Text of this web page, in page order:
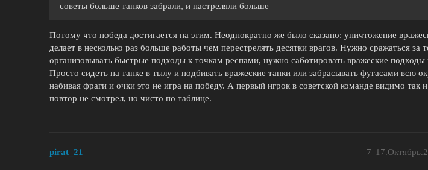
советы больше танков забрали, и настреляли больше
Потому что победа достигается на этим. Неоднократно же было сказано: уничтожение
делает в несколько раз больше работы чем перестрелять десятки врагов. Нужно сражаться за
организовывать быстрые подходы к точкам респами, нужно саботировать вражеские подходы
Просто сидеть на танке в тылу и подбивать вражеские танки или забрасывать фугасами всю
набивая фраги и очки это не игра на победу. А первый игрок в советской команде видимо так
повтор не смотрел, но чисто по таблице.
pirat_21 7